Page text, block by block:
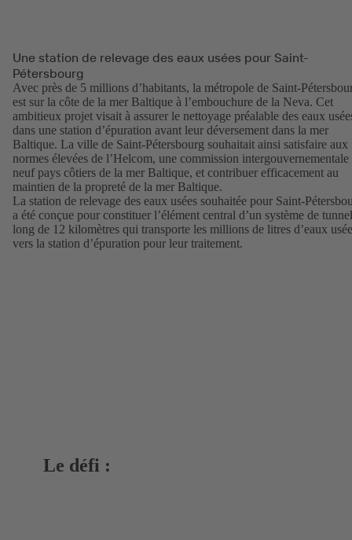
Une station de relevage des eaux usées pour Saint-
Pétersbourg
Avec près de 5 millions d’habitants, la métropole de Saint-
est sur la côte de la mer Baltique à l’embouchure de la Neva. Cet
ambitieux projet visait à assurer le nettoyage préalable des eaux
dans une station d’épuration avant leur déversement dans la mer
Baltique. La ville de Saint-Pétersbourg souhaitait ainsi satisfaire aux
normes élevées de l’Helcom, une commission intergouvernementale
neuf pays côtiers de la mer Baltique, et contribuer efficacement au
maintien de la propreté de la mer Baltique.
La station de relevage des eaux usées souhaitée pour Saint-
a été conçue pour constituer l’élément central d’un système de
long de 12 kilomètres qui transporte les millions de litres d’eaux
vers la station d’épuration pour leur traitement.
Le défi :